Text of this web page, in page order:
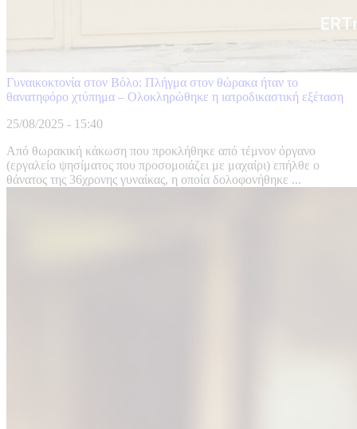
Γυναικοκτονία στον Βόλο: Πλήγμα στον θώρακα ήταν το
θανατηφόρο χτύπημα – Ολοκληρώθηκε η ιατροδικαστική εξέταση
25/08/2025 - 15:40
Από θωρακική κάκωση που προκλήθηκε από τέμνον όργανο
(εργαλείο ψησίματος που προσομοιάζει με μαχαίρι) επήλθε ο
θάνατος της 36χρονης γυναίκας, η οποία δολοφονήθηκε ...